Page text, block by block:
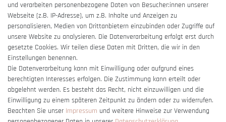
Impressum
Barrierefreiheitserklärung
Vertrag widerrufen
und verarbeiten personenbezogene Daten von Besucher:innen unserer
Webseite (z.B. IP-Adresse), um z.B. Inhalte und Anzeigen zu
personalisieren, Medien von Drittanbietern einzubinden oder Zugriffe auf
unsere Website zu analysieren. Die Datenverarbeitung erfolgt erst durch
gesetzte Cookies. Wir teilen diese Daten mit Dritten, die wir in den
Einstellungen benennen.
Die Datenverarbeitung kann mit Einwilligung oder aufgrund eines
berechtigten Interesses erfolgen. Die Zustimmung kann erteilt oder
abgelehnt werden. Es besteht das Recht, nicht einzuwilligen und die
Einwilligung zu einem späteren Zeitpunkt zu ändern oder zu widerrufen.
Beachten Sie unser Impressum und weitere Hinweise zur Verwendung